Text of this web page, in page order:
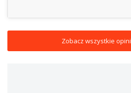
Zobacz wszystkie